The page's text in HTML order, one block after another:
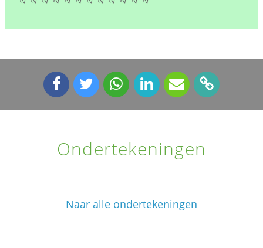
Ondertekeningen
Naar alle ondertekeningen